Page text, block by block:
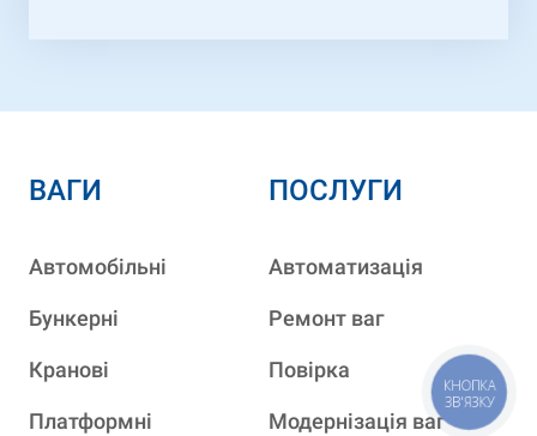
ВАГИ
Автомобільні
Бункерні
Кранові
Платформні
ПОСЛУГИ
Автоматизація
Ремонт ваг
Повірка
Модернізація ваг
КНОПКА
ЗВ'ЯЗКУ